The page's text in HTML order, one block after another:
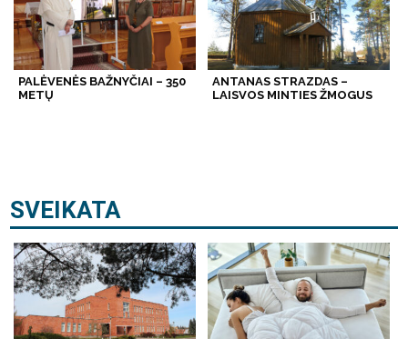
PALĖVENĖS BAŽNYČIAI – 350
METŲ
ANTANAS STRAZDAS –
LAISVOS MINTIES ŽMOGUS
SVEIKATA